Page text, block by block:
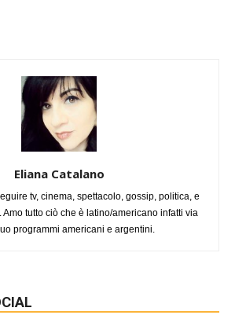
Eliana Catalano
tv, cinema, spettacolo, gossip, politica, e
Amo tutto ciò che è latino/americano infatti via
programmi americani e argentini.